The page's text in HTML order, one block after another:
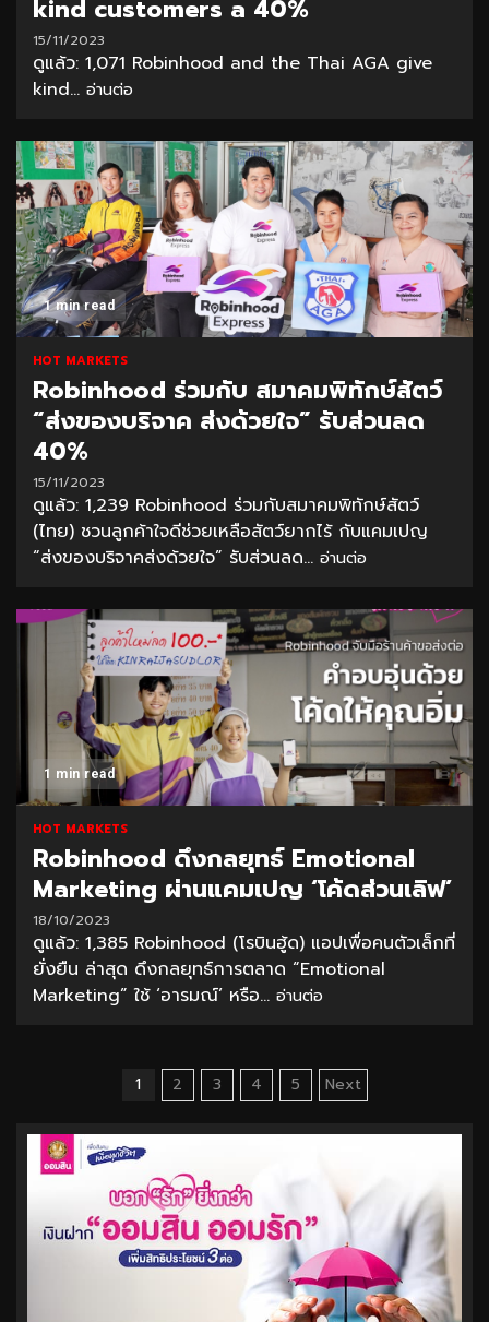
kind customers a 40%
15/11/2023
ดูแล้ว: 1,071 Robinhood and the Thai AGA give
kind... อ่านต่อ
1 min read
HOT MARKETS
Robinhood ร่วมกับ สมาคมพิทักษ์สัตว์
“ส่งของบริจาค ส่งด้วยใจ” รับส่วนลด
40%
15/11/2023
ดูแล้ว: 1,239 Robinhood ร่วมกับสมาคมพิทักษ์สัตว์
(ไทย) ชวนลูกค้าใจดีช่วยเหลือสัตว์ยากไร้ กับแคมเปญ
“ส่งของบริจาคส่งด้วยใจ” รับส่วนลด... อ่านต่อ
1 min read
HOT MARKETS
Robinhood ดึงกลยุทธ์ Emotional
Marketing ผ่านแคมเปญ ‘โค้ดส่วนเลิฟ’
18/10/2023
ดูแล้ว: 1,385 Robinhood (โรบินฮู้ด) แอปเพื่อคนตัวเล็กที่
ยั่งยืน ล่าสุด ดึงกลยุทธ์การตลาด “Emotional
Marketing” ใช้ ‘อารมณ์’ หรือ... อ่านต่อ
Posts
pagination
1 2 3 4 5 Next